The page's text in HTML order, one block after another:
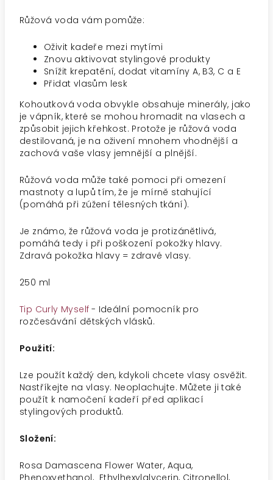
Růžová voda vám pomůže:
Oživit kadeře mezi mytími
Znovu aktivovat stylingové produkty
Snížit krepatění, dodat vitamíny A, B3, C a E
Přidat vlasům lesk
Kohoutková voda obvykle obsahuje minerály, jako
je vápník, které se mohou hromadit na vlasech a
způsobit jejich křehkost. Protože je růžová voda
destilovaná, je na oživení mnohem vhodnější a
zachová vaše vlasy jemnější a plnější.
Růžová voda může také pomoci při omezení
mastnoty a lupů tím, že je mírně stahující
(pomáhá při zúžení tělesných tkání).
Je známo, že růžová voda je protizánětlivá,
pomáhá tedy i při poškození pokožky hlavy.
Zdravá pokožka hlavy = zdravé vlasy.
250 ml
Tip Curly Myself - Ideální pomocník pro
rozčesávání dětských vlásků.
Použití:
Lze použít každý den, kdykoli chcete vlasy osvěžit.
Nastříkejte na vlasy. Neoplachujte. Můžete ji také
použít k namočení kadeří před aplikací
stylingových produktů.
Složení:
Rosa Damascena Flower Water, Aqua,
Phenoxyethanol, Ethylhexylglycerin, Citronellol,